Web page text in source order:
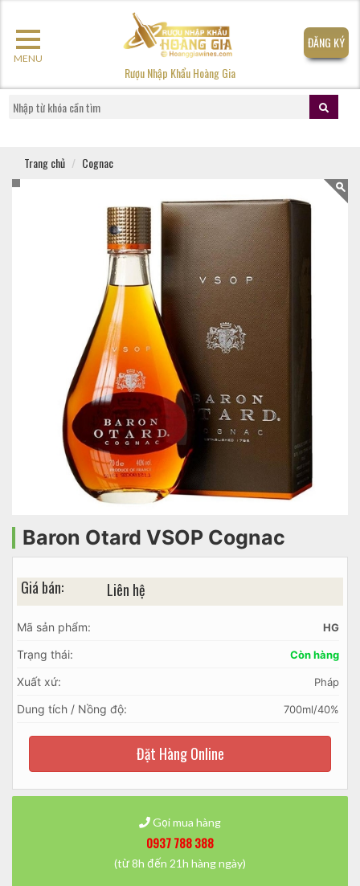
MENU
Rượu Nhập Khẩu Hoàng Gia
ĐĂNG KÝ
Trang chủ Cognac
Baron Otard VSOP Cognac
Giá bán: Liên hệ
Mã sản phẩm: HG
Trạng thái: Còn hàng
Xuất xứ: Pháp
Dung tích / Nồng độ: 700ml/40%
Đặt Hàng Online
Gọi mua hàng
0937 788 388
(từ 8h đến 21h hàng ngày)